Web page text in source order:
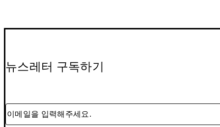
뉴스레터 구독하기
이메일을 입력해주세요.